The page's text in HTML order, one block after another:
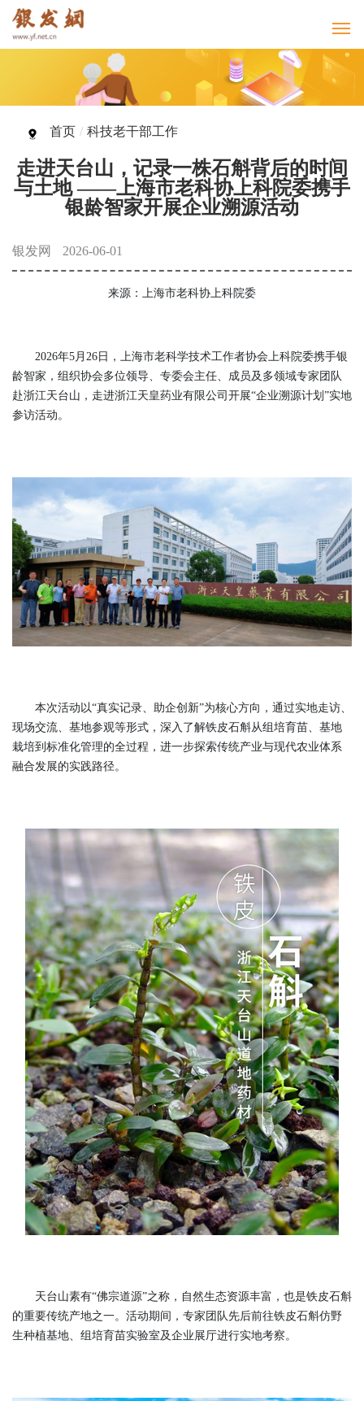
首页 / 科技老干部工作
走进天台山，记录一株石斛背后的时间
与土地 ——上海市老科协上科院委携手
银龄智家开展企业溯源活动
银发网 2026-06-01
来源：上海市老科协上科院委
2026年5月26日，上海市老科学技术工作者协会上科院委携手银
龄智家，组织协会多位领导、专委会主任、成员及多领域专家团队
赴浙江天台山，走进浙江天皇药业有限公司开展“企业溯源计划”实地
参访活动。
本次活动以“真实记录、助企创新”为核心方向，通过实地走访、
现场交流、基地参观等形式，深入了解铁皮石斛从组培育苗、基地
栽培到标准化管理的全过程，进一步探索传统产业与现代农业体系
融合发展的实践路径。
天台山素有“佛宗道源”之称，自然生态资源丰富，也是铁皮石斛
的重要传统产地之一。活动期间，专家团队先后前往铁皮石斛仿野
生种植基地、组培育苗实验室及企业展厅进行实地考察。